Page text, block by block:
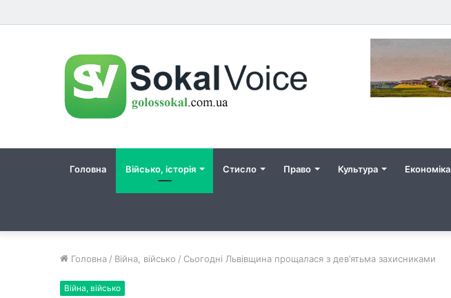
Головна Військо, історія Стисло Право Культура Економіка
Головна / Війна, військо / Сьогодні Львівщина прощалася з дев’ятьма захисниками
Війна, військо